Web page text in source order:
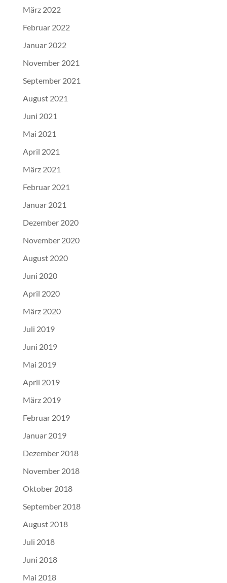
März 2022
Februar 2022
Januar 2022
November 2021
September 2021
August 2021
Juni 2021
Mai 2021
April 2021
März 2021
Februar 2021
Januar 2021
Dezember 2020
November 2020
August 2020
Juni 2020
April 2020
März 2020
Juli 2019
Juni 2019
Mai 2019
April 2019
März 2019
Februar 2019
Januar 2019
Dezember 2018
November 2018
Oktober 2018
September 2018
August 2018
Juli 2018
Juni 2018
Mai 2018